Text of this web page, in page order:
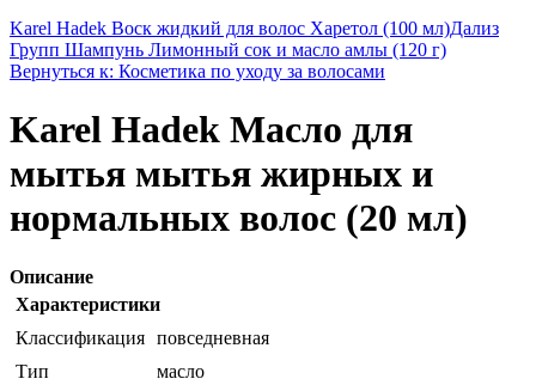
Karel Hadek Воск жидкий для волос Харетол (100 мл)Дализ
Групп Шампунь Лимонный сок и масло амлы (120 г)
Вернуться к: Косметика по уходу за волосами
Karel Hadek Mасло для
мытья мытья жирных и
нормальных волос (20 мл)
Описание
Характеристики
Классификация повседневная
Тип
масло